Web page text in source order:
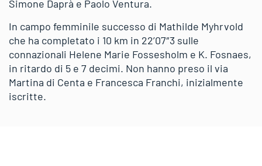
Simone Daprà e Paolo Ventura.
In campo femminile successo di Mathilde Myhrvold
che ha completato i 10 km in 22’07″3 sulle
connazionali Helene Marie Fossesholm e K. Fosnaes,
in ritardo di 5 e 7 decimi. Non hanno preso il via
Martina di Centa e Francesca Franchi, inizialmente
iscritte.